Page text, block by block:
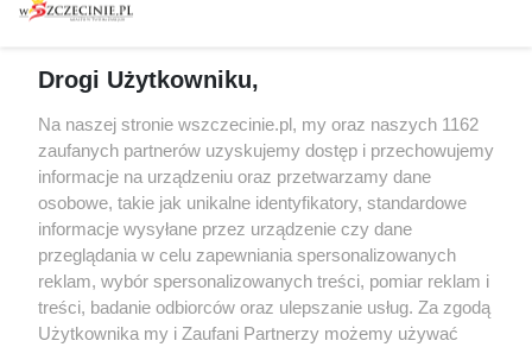
Spacery i oprowadzania
targi
Wernisaże
Więcej
Specjalny koncert z okazji
20. urodzin portalu
wSzczecinie.pl
Regulamin konkursów
śniadaniówka "Hej
Szczecin! Jest piątek!"
Drogi Użytkowniku,
Na naszej stronie wszczecinie.pl, my oraz naszych 1162
zaufanych partnerów uzyskujemy dostęp i przechowujemy
informacje na urządzeniu oraz przetwarzamy dane
osobowe, takie jak unikalne identyfikatory, standardowe
informacje wysyłane przez urządzenie czy dane
przeglądania w celu zapewniania spersonalizowanych
reklam, wybór spersonalizowanych treści, pomiar reklam i
treści, badanie odbiorców oraz ulepszanie usług. Za zgodą
Użytkownika my i Zaufani Partnerzy możemy używać